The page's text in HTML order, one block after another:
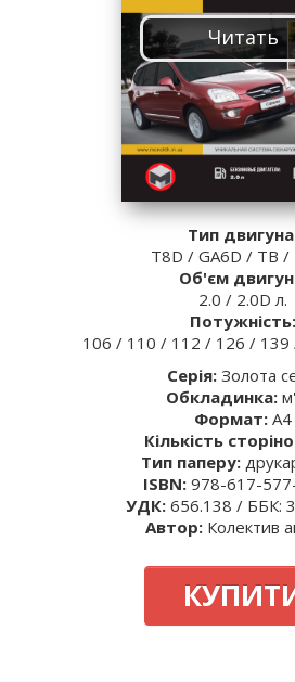
Читать
Тип
T8D / GA6D / TB /
Об'єм
2.0 / 2.0D л.
Потужність:
106 / 110 / 112 / 126 / 139
Серія:Золота
Обкладинка:
Формат: A4
Кількість
Тип паперу:
ISBN:978-617-
УДК:656.138 / ББК:
Автор:Колектив